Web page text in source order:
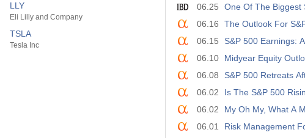
LLY
Eli Lilly and Company
TSLA
Tesla Inc
06.25
One Of The Biggest
06.16
The Outlook For
06.15
S&P 500 Earnings:
06.10
Midyear Equity
06.08
S&P 500 Retreats
06.02
Is The S&P 500
06.02
My Oh My, What A
06.01
Risk Management